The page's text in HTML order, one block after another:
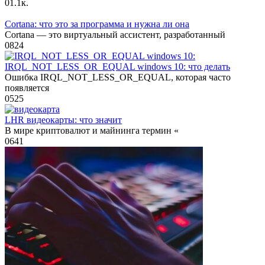
01.1к.
Cortana: что это за программа и нужна ли она
Cortana — это виртуальный ассистент, разработанный
0824
IRQL_NOT_LESS_OR_EQUAL windows 10: что делать
Ошибка IRQL_NOT_LESS_OR_EQUAL, которая часто
появляется
0525
LHR видеокарты: что значит
В мире криптовалют и майнинга термин «
0641